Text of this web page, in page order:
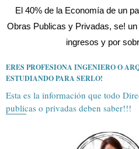
El 40% de la Economía de un
Obras Publicas y Privadas, se!
ingresos y por
ERES PROFESIONA INGENIERO O
ESTUDIANDO PARA SERLO!
Esta es la información que todo
publicas o privadas deben saber!!!